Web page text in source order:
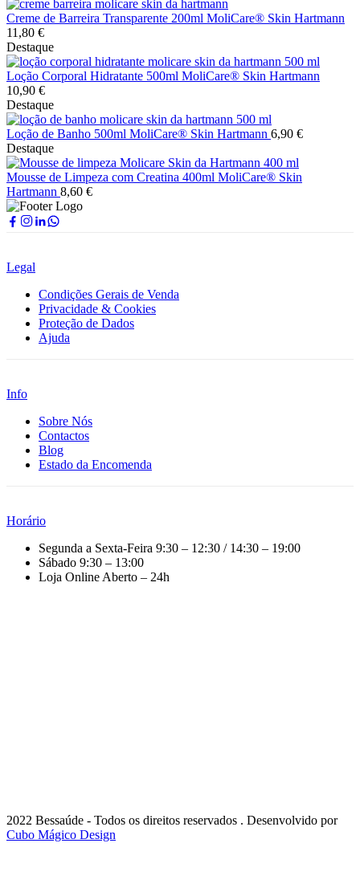
era:
Creme de Barreira Transparente 200ml MoliCare® Skin Hartmann
11,80 €
Destaque
Loção Corporal Hidratante 500ml MoliCare® Skin Hartmann
10,90 €
Destaque
Loção de Banho 500ml MoliCare® Skin Hartmann 6,90 €
Destaque
Mousse de Limpeza com Creatina 400ml MoliCare® Skin
Hartmann 8,60 €
Legal
Condições Gerais de Venda
Privacidade & Cookies
Proteção de Dados
Ajuda
Info
Sobre Nós
Contactos
Blog
Estado da Encomenda
Horário
Segunda a Sexta-Feira 9:30 – 12:30 / 14:30 – 19:00
Sábado 9:30 – 13:00
Loja Online Aberto – 24h
2022 Bessaúde - Todos os direitos reservados . Desenvolvido por
Cubo Mágico Design